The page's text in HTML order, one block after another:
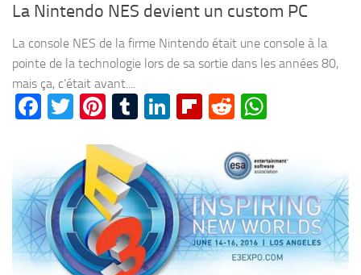
La Nintendo NES devient un custom PC
La console NES de la firme Nintendo était une console à la
pointe de la technologie lors de sa sortie dans les années 80,
mais ça, c’était avant....
Facebook
TwitterPinterest
TumblrLinkedIn
Flipboard
Reddit